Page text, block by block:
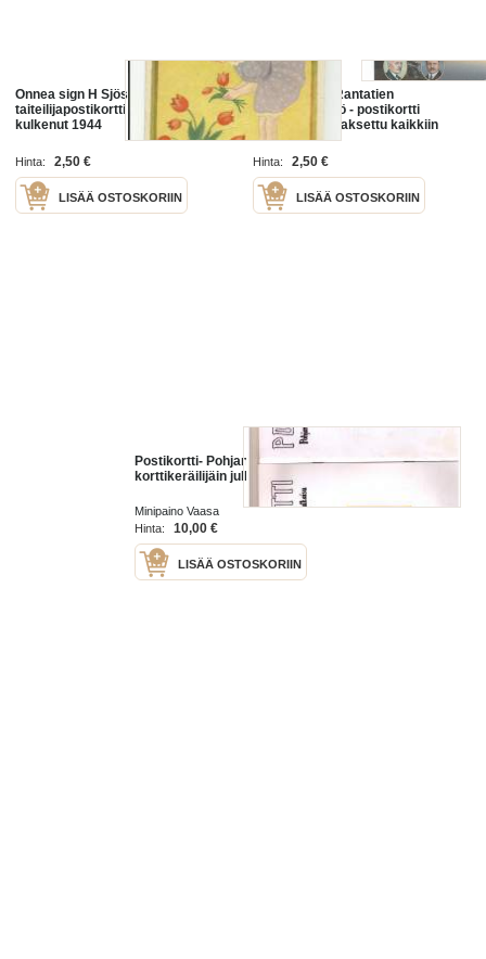
Onnea sign H Sjöstedt -
taiteilijapostikortti postikortti
kulkenut 1944
Hinta: 2,50 €
LISÄÄ OSTOSKORIIN
Tuusulantien Rantatien
taiteilijayhteisö - postikortti
postimaksu maksettu kaikkiin
maihin - kulkematon postikortti
Hinta: 2,50 €
LISÄÄ OSTOSKORIIN
Postikortti- Pohjanmaan
korttikeräilijäin julkaisu 1-2/ 2001
Minipaino Vaasa
Hinta:
10,00 €
LISÄÄ OSTOSKORIIN